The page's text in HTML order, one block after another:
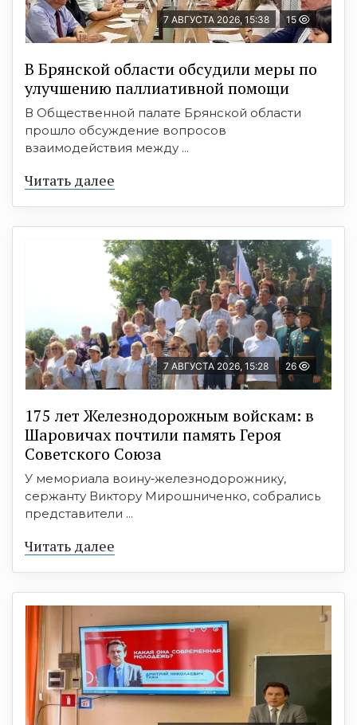
7 АВГУСТА 2026, 15:38 15
В Брянской области обсудили меры по
улучшению паллиативной помощи
В Общественной палате Брянской области
прошло обсуждение вопросов
взаимодействия между ...
Читать далее
7 АВГУСТА 2026, 15:28 26
175 лет Железнодорожным войскам: в
Шаровичах почтили память Героя
Советского Союза
У мемориала воину‑железнодорожнику,
сержанту Виктору Мирошниченко, собрались
представители ...
Читать далее